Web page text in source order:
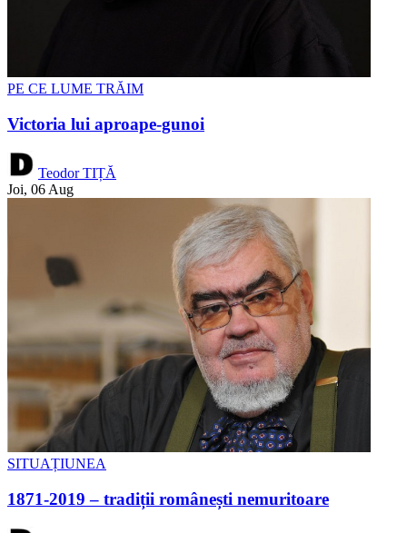
PE CE LUME TRĂIM
Victoria lui aproape-gunoi
Teodor TIȚĂ
Joi, 06 Aug
SITUAȚIUNEA
1871-2019 – tradiții românești nemuritoare